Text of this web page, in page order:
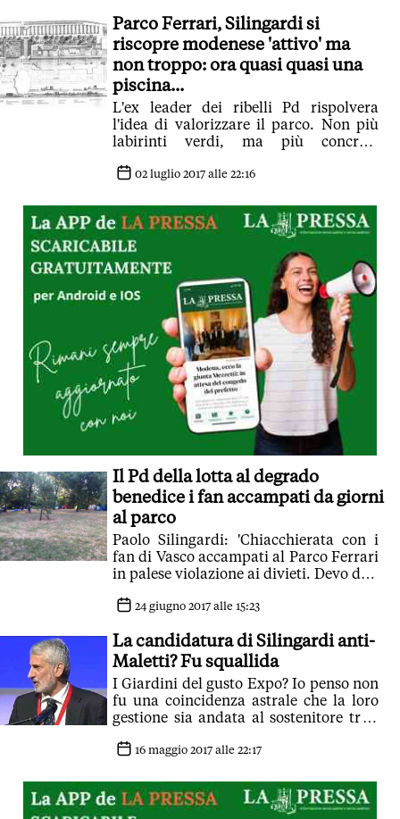
Parco Ferrari, Silingardi si
riscopre modenese 'attivo' ma
non troppo: ora quasi quasi una
piscina...
L'ex leader dei ribelli Pd rispolvera
l'idea di valorizzare il parco. Non più
labirinti verdi, ma più concrete
differenza dell'epoca Pighi i toni sono
riferimento. Le armi sono state
deposte. Con la giunta si fanno anche
progetti per premiare con punti coop
chi viaggia coi mezzi Seta
02 luglio 2017 alle 22:16
Il Pd della lotta al degrado
benedice i fan accampati da giorni
al parco
Paolo Silingardi: 'Chiacchierata con i
fan di Vasco accampati al Parco Ferrari
in palese violazione ai divieti. Devo dire
inserito nel parco senza particolari
Giorgio Pighi: 'Sono d'accordo. Troppo
spesso, a sinistra, abbiamo
contrapposto al securitarismo di destra
un'idea un poco ossessiva di regolare e
prescrivere'. Tutto bello: ma poi si
multano gli accattoni, si fanno
ordinanze anti-degrado e si perseguono
i poveracci. Clochard no, fan di Vasco
s?
24 giugno 2017 alle 15:23
La candidatura di Silingardi anti-
Maletti? Fu squallida
I Giardini del gusto Expo? Io penso non
fu una coincidenza astrale che la loro
gestione sia andata al sostenitore tra i
primarie, anche lui fervido e radicale
16 maggio 2017 alle 22:17